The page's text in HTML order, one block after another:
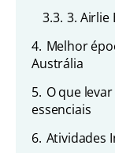
3.3. 3. Airlie
4. Melhor
Austrália
5. O que
essenciais
6. Atividades